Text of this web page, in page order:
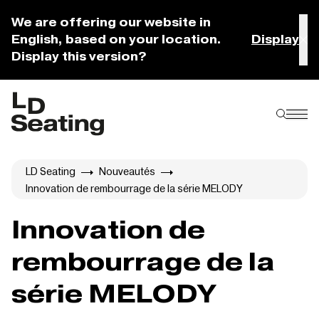
We are offering our website in
English, based on your location.
Display this version?
Display
LD Seating
Nouveautés
Innovation de rembourrage de la série MELODY
Innovation de
rembourrage de la
série MELODY